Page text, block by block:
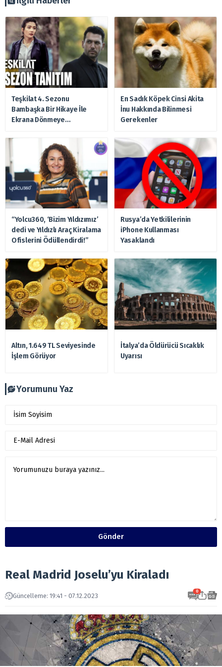
Teşkilat 4. Sezonu
Bambaşka Bir Hikaye İle
Ekrana Dönmeye
En Sadık Köpek Cinsi Akita
İnu Hakkında Bilinmesi
Gerekenler
“Yolcu360, ‘Bizim Yıldızımız’
dedi ve Yıldızlı Araç Kiralama
Ofislerini Ödüllendirdi!”
Rusya’da Yetkililerinin
iPhone Kullanması
Yasaklandı
Altın, 1.649 TL Seviyesinde
İşlem Görüyor
İtalya’da Öldürücü Sıcaklık
Uyarısı
Yorumunu Yaz
Gönder
Real Madrid Joselu’yu Kiraladı
Güncelleme: 19:41 - 07.12.2023
0